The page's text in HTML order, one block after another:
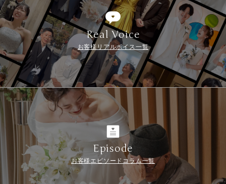
Real Voice
お客様リアルボイス一覧
Episode
お客様エピソードコラム一覧